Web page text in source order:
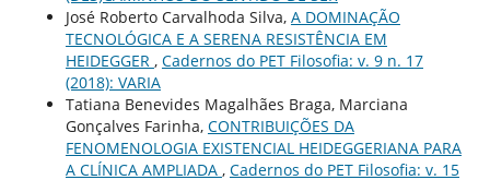
José Roberto Carvalhoda Silva, A DOMINAÇÃO
TECNOLÓGICA E A SERENA RESISTÊNCIA EM
HEIDEGGER , Cadernos do PET Filosofia: v. 9 n. 17
(2018): VARIA
Tatiana Benevides Magalhães Braga, Marciana
Gonçalves Farinha, CONTRIBUIÇÕES DA
FENOMENOLOGIA EXISTENCIAL HEIDEGGERIANA PARA
A CLÍNICA AMPLIADA , Cadernos do PET Filosofia: v. 15